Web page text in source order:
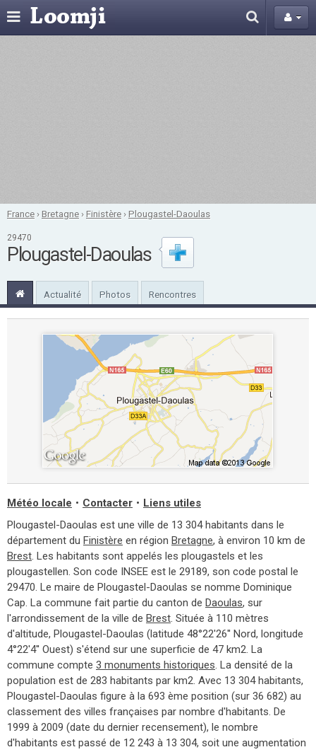
France ›Bretagne ›Finistère ›Plougastel-Daoulas
29470
Plougastel-Daoulas
Actualité Photos Rencontres
Météo locale • Contacter • Liens utiles
Plougastel-Daoulas est une ville de 13 304 habitants dans le
département du Finistère en région Bretagne, à environ 10 km de
Brest. Les habitants sont appelés les plougastels et les
plougastellen. Son code INSEE est le 29189, son code postal le
29470. Le maire de Plougastel-Daoulas se nomme Dominique
Cap. La commune fait partie du canton de Daoulas, sur
l'arrondissement de la ville de Brest. Située à 110 mètres
d'altitude, Plougastel-Daoulas (latitude 48°22'26'' Nord, longitude
4°22'4'' Ouest) s'étend sur une superficie de 47 km2. La
commune compte 3 monuments historiques. La densité de la
population est de 283 habitants par km2. Avec 13 304 habitants,
Plougastel-Daoulas figure à la 693 ème position (sur 36 682) au
classement des villes françaises par nombre d'habitants. De
1999 à 2009 (date du dernier recensement), le nombre
d'habitants est passé de 12 243 à 13 304, soit une augmentation